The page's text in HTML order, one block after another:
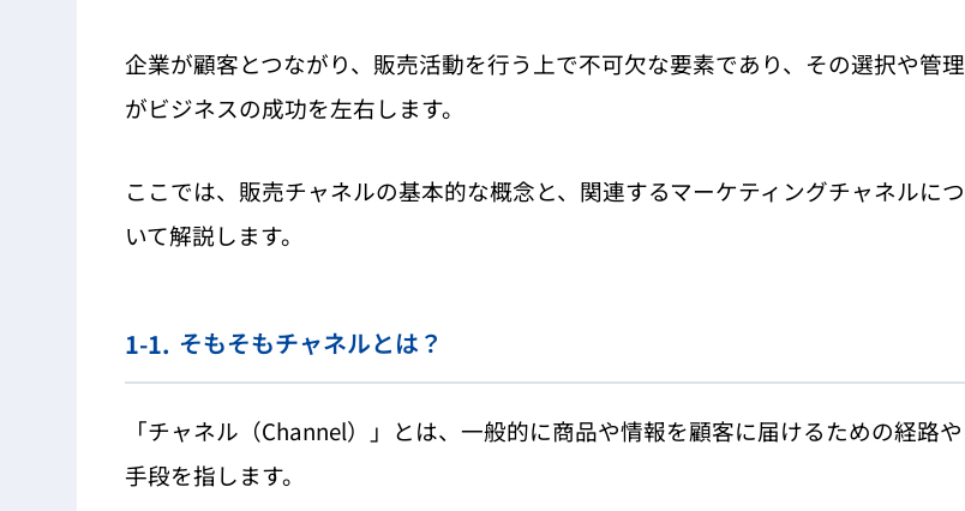
企業が顧客とつながり、販売活動を行う上で不可欠な要素であり、その選択や管理
がビジネスの成功を左右します。
ここでは、販売チャネルの基本的な概念と、関連するマーケティングチャネルにつ
いて解説します。
そもそもチャネルとは？
「チャネル（Channel）」とは、一般的に商品や情報を顧客に届けるための経路や
手段を指します。